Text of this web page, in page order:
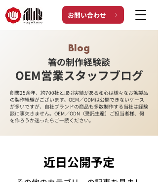
お問い合わせ
Blog
箸の制作経験談
OEM営業スタッフブログ
創業25余年、約700社と取引実績がある和心は様々なお箸製品
の製作経験がございます。OEM／ODMは公開できないケース
が多いですが、自社ブランドの商品も多数制作する当社は経験
談に事欠きません。OEM／ODN（受託生産）ご担当者様、何
を作ろうか迷ったらご一読ください。
近日公開予定